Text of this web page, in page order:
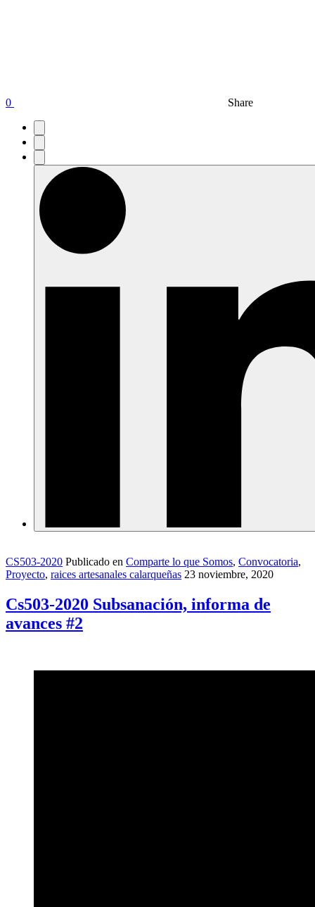
0 Share
CS503-2020 Publicado en Comparte lo que Somos, Convocatoria,
Proyecto, raices artesanales calarqueñas 23 noviembre, 2020
Cs503-2020 Subsanación, informa de
avances #2